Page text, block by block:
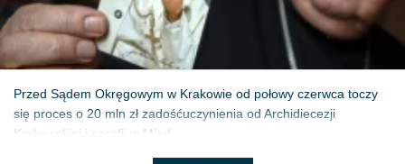
Przed Sądem Okręgowym w Krakowie od połowy czerwca toczy
się proces o 20 mln zł zadośćuczynienia od Archidiecezji
Krakowskiej i parafii w Międ...